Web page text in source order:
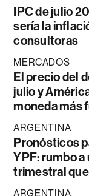
IPC de julio
sería la
consultoras
MERCADOS
El precio del
julio y
moneda más
ARGENTINA
Pronósticos
YPF: rumbo
trimestral
ARGENTINA